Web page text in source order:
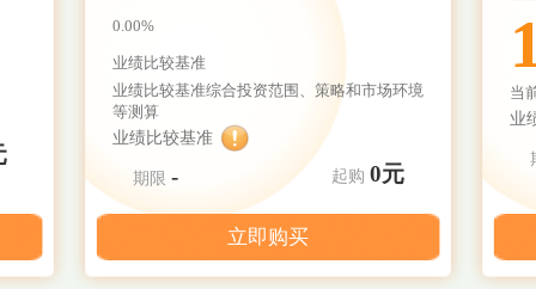
0.00%
业绩比较基准
业绩比较基准综合投资范围、策略和市场环境
等测算
业绩比较基准
期限 - 起购 0元
立即购买
当
业